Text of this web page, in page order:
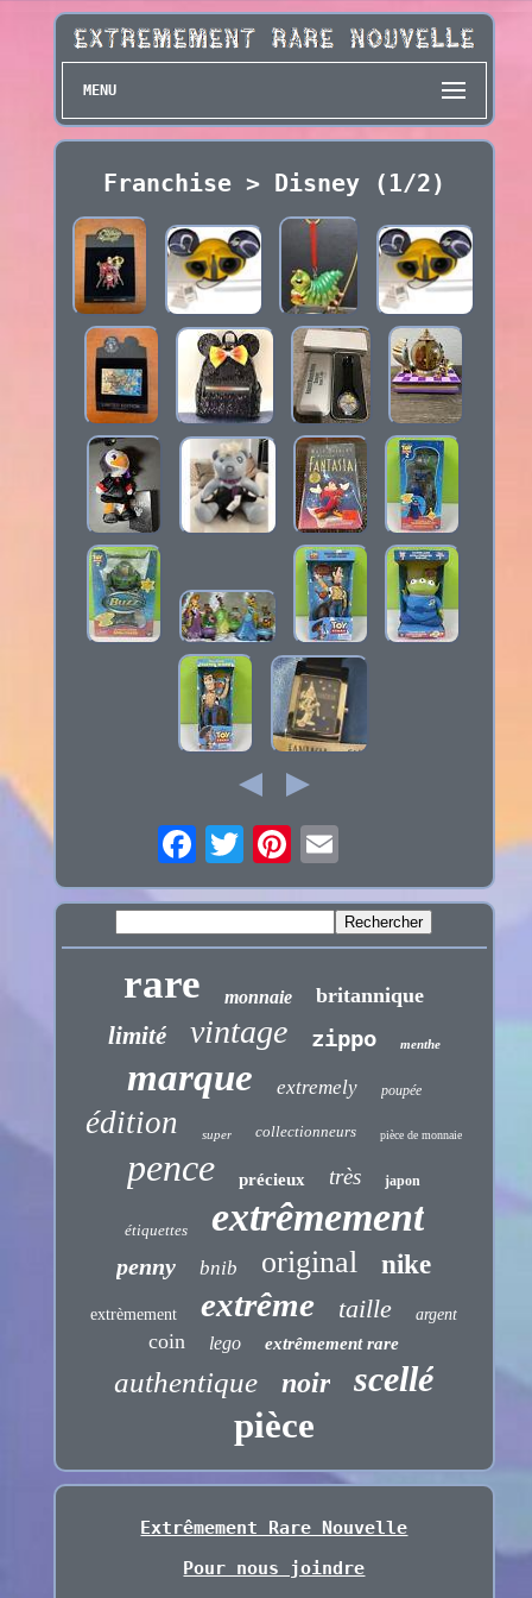
MENU
Franchise > Disney (1/2)
rare monnaie britannique
limité vintage zippo menthe
marque extremely poupée
édition super collectionneurs pièce de monnaie
pence précieux très japon
étiquettes extrêmement
penny bnib original nike
extrèmement extrême taille argent
coin lego extrêmement rare
authentique noir scellé
pièce
Extrêmement Rare Nouvelle
Pour nous joindre